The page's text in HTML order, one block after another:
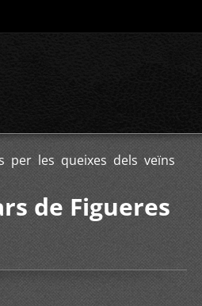
per les queixes dels veïns
de Figueres